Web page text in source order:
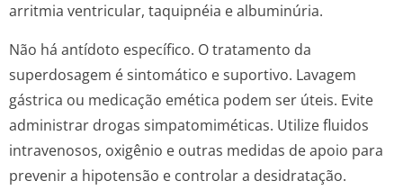
arritmia ventricular, taquipnéia e albuminúria.
Não há antídoto específico. O tratamento da
superdosagem é sintomático e suportivo. Lavagem
gástrica ou medicação emética podem ser úteis. Evite
administrar drogas simpatomiméticas. Utilize fluidos
intravenosos, oxigênio e outras medidas de apoio para
prevenir a hipotensão e controlar a desidratação.